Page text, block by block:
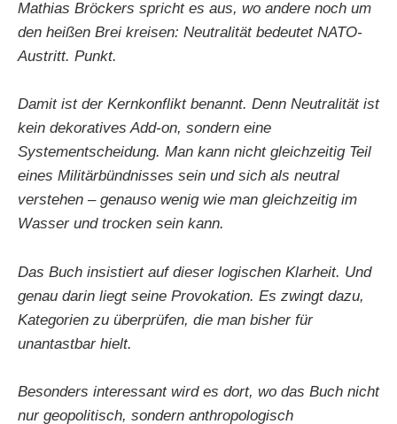
Mathias Bröckers spricht es aus, wo andere noch um
den heißen Brei kreisen: Neutralität bedeutet NATO-
Austritt. Punkt.
Damit ist der Kernkonflikt benannt. Denn Neutralität ist
kein dekoratives Add-on, sondern eine
Systementscheidung. Man kann nicht gleichzeitig Teil
eines Militärbündnisses sein und sich als neutral
verstehen – genauso wenig wie man gleichzeitig im
Wasser und trocken sein kann.
Das Buch insistiert auf dieser logischen Klarheit. Und
genau darin liegt seine Provokation. Es zwingt dazu,
Kategorien zu überprüfen, die man bisher für
unantastbar hielt.
Besonders interessant wird es dort, wo das Buch nicht
nur geopolitisch, sondern anthropologisch